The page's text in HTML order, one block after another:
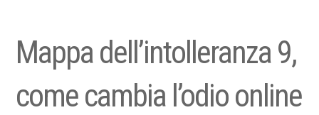
Mappa dell’intolleranza 9,
come cambia l’odio online